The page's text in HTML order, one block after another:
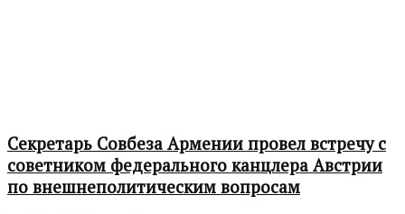
Секретарь Совбеза Армении провел встречу с
советником федерального канцлера Австрии
по внешнеполитическим вопросам